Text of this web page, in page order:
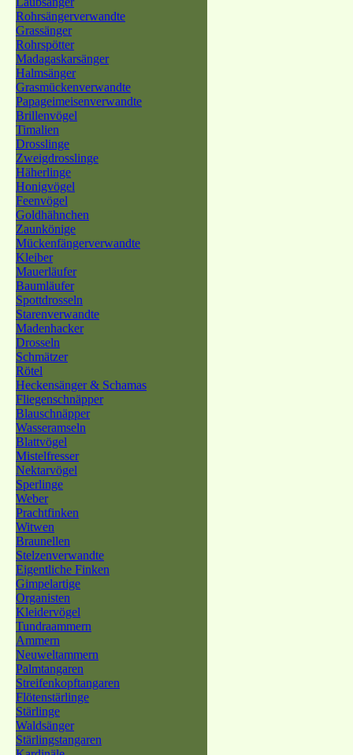
Rohrsängerverwandte
Grassänger
Rohrspötter
Madagaskarsänger
Halmsänger
Grasmückenverwandte
Papageimeisenverwandte
Brillenvögel
Timalien
Drosslinge
Zweigdrosslinge
Häherlinge
Honigvögel
Feenvögel
Goldhähnchen
Zaunkönige
Mückenfängerverwandte
Kleiber
Mauerläufer
Baumläufer
Spottdrosseln
Starenverwandte
Madenhacker
Drosseln
Schmätzer
Rötel
Heckensänger & Schamas
Fliegenschnäpper
Blauschnäpper
Wasseramseln
Blattvögel
Mistelfresser
Nektarvögel
Sperlinge
Weber
Prachtfinken
Witwen
Braunellen
Stelzenverwandte
Eigentliche Finken
Gimpelartige
Organisten
Kleidervögel
Tundraammern
Ammern
Neuweltammern
Palmtangaren
Streifenkopftangaren
Flötenstärlinge
Stärlinge
Waldsänger
Stärlingstangaren